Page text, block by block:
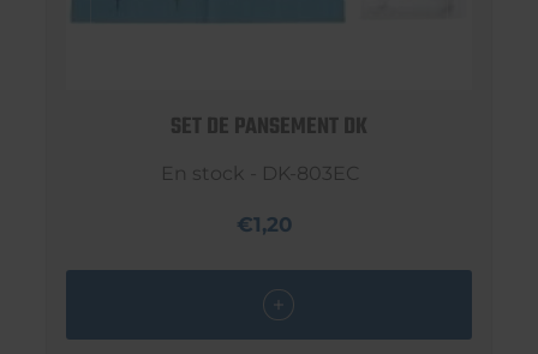
SET DE PANSEMENT DK
En stock - DK-803EC
€1,20